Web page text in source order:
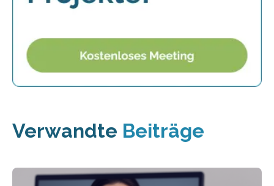
Verwandte Beiträge